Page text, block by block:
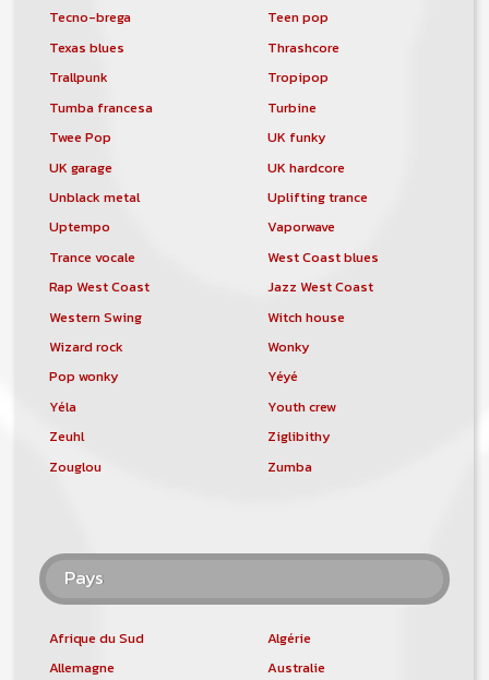
Tecno-brega
Teen pop
Texas blues
Thrashcore
Trallpunk
Tropipop
Tumba francesa
Turbine
Twee Pop
UK funky
UK garage
UK hardcore
Unblack metal
Uplifting trance
Uptempo
Vaporwave
Trance vocale
West Coast blues
Rap West Coast
Jazz West Coast
Western Swing
Witch house
Wizard rock
Wonky
Pop wonky
Yéyé
Yéla
Youth crew
Zeuhl
Ziglibithy
Zouglou
Zumba
Pays
Afrique du Sud
Algérie
Allemagne
Australie